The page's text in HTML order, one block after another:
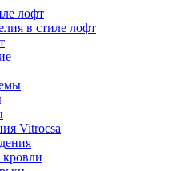
лофт
в стиле лофт
Vitrocsa
кровли